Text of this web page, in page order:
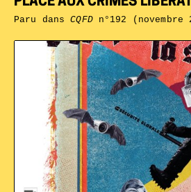
Paru dansCQFDn°192 (novembre